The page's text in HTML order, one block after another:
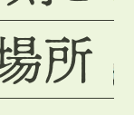
所